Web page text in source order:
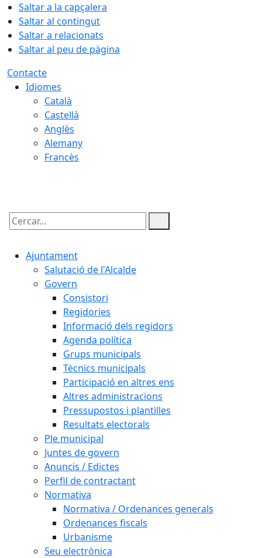
Saltar a la capçalera
Saltar al contingut
Saltar a relacionats
Saltar al peu de pàgina
Contacte
Idiomes
Català
Castellà
Anglès
Alemany
Francès
Cercar:
Ajuntament
Salutació de l'Alcalde
Govern
Consistori
Regidories
Informació dels regidors
Agenda política
Grups municipals
Tècnics municipals
Participació en altres ens
Altres administracions
Pressupostos i plantilles
Resultats electorals
Ple municipal
Juntes de govern
Anuncis / Edictes
Perfil de contractant
Normativa
Normativa / Ordenances generals
Ordenances fiscals
Urbanisme
Seu electrònica